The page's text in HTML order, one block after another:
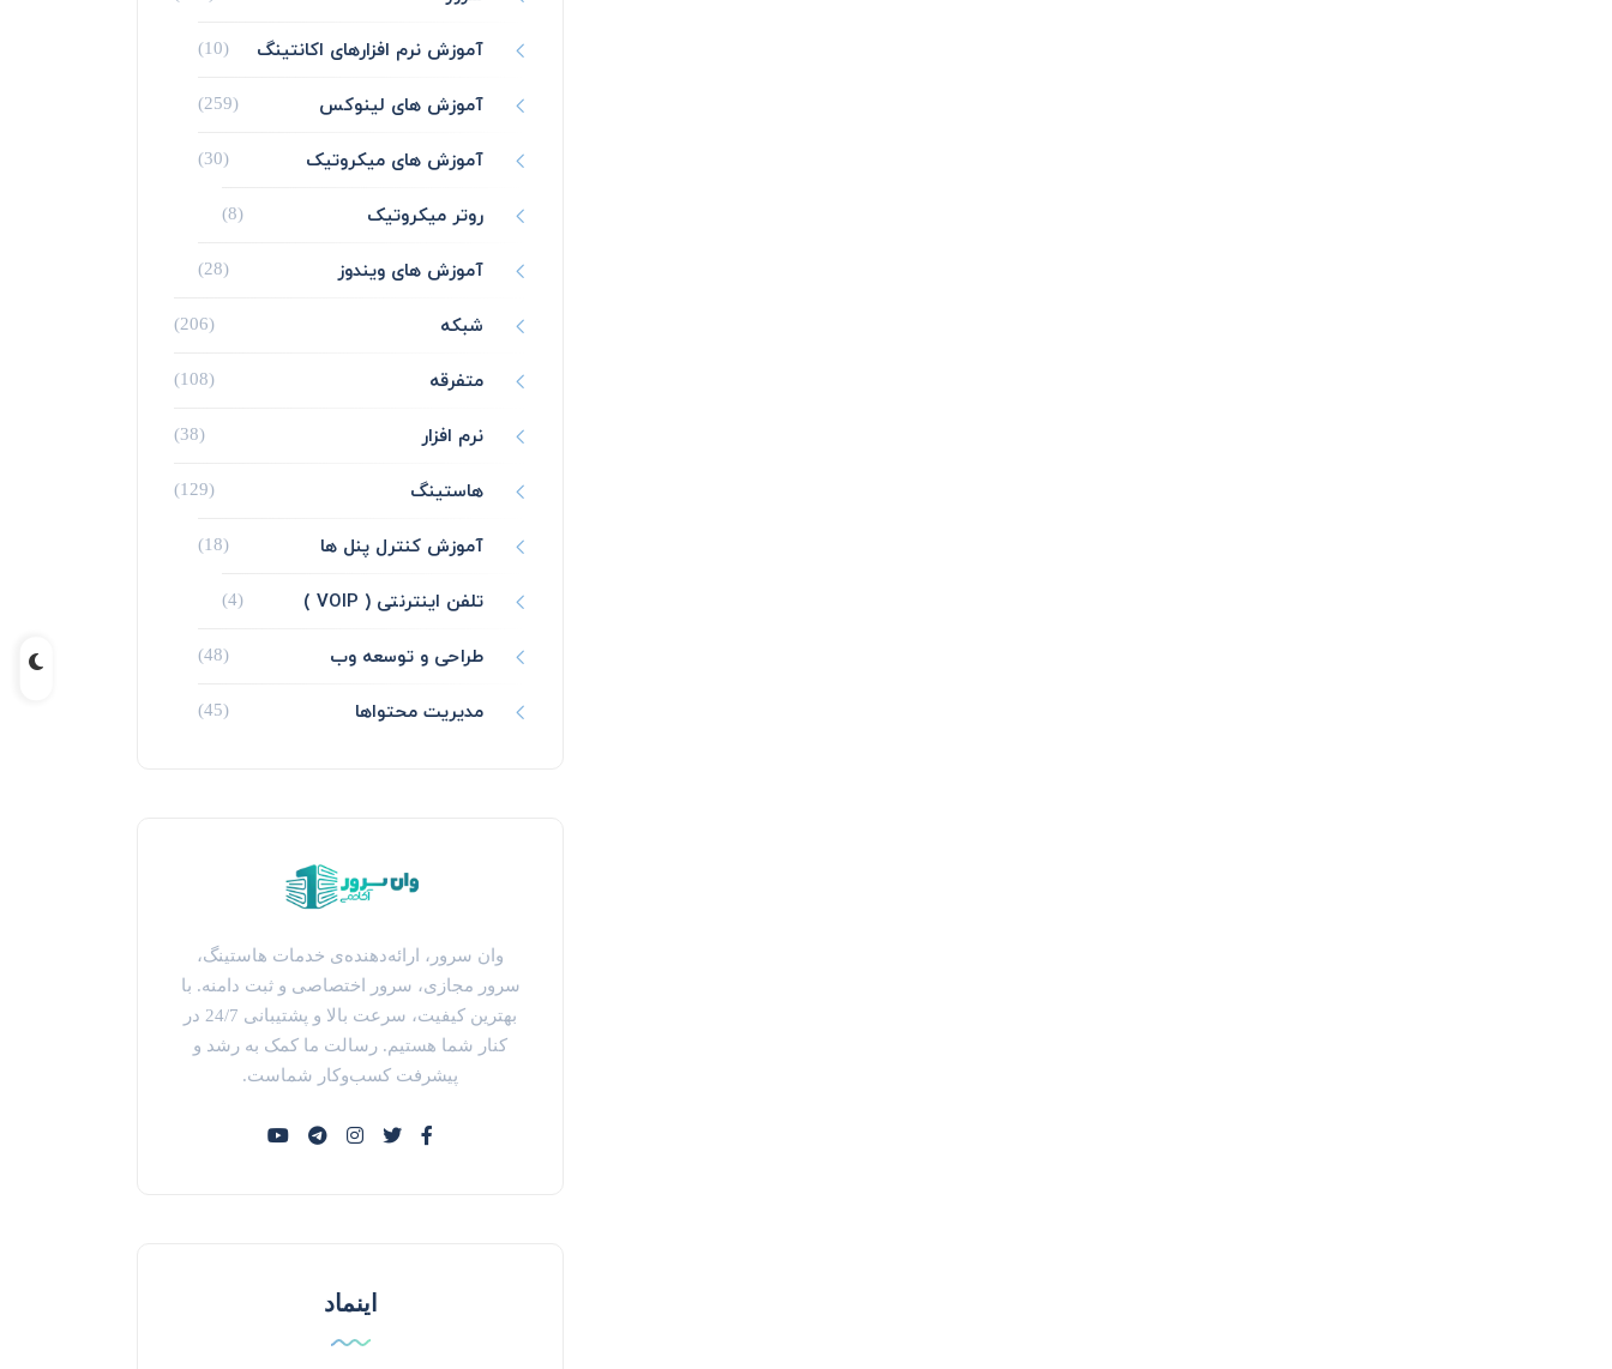
آموزش نرم افزارهای اکانتینگ (10)
آموزش های لینوکس (259)
آموزش های میکروتیک (30)
روتر میکروتیک (8)
آموزش های ویندوز (28)
شبکه (206)
متفرقه (108)
نرم افزار (38)
هاستینگ (129)
آموزش کنترل پنل ها (18)
تلفن اینترنتی ( VOIP ) (4)
طراحی و توسعه وب (48)
مدیریت محتواها (45)
وان سرور، ارائه‌دهنده‌ی خدمات هاستینگ،
سرور مجازی، سرور اختصاصی و ثبت دامنه. با
بهترین کیفیت، سرعت بالا و پشتیبانی 24/7 در
کنار شما هستیم. رسالت ما کمک به رشد و
پیشرفت کسب‌وکار شماست.
اینماد